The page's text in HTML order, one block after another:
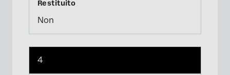
Non
4